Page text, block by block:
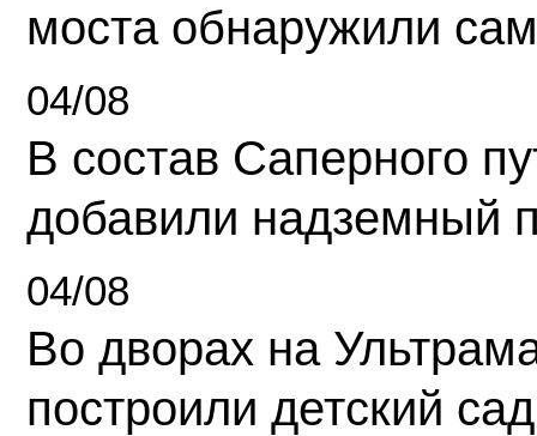
моста обнаружили
04/08
В состав Саперного
добавили надземный
04/08
Во дворах на
построили детский сад